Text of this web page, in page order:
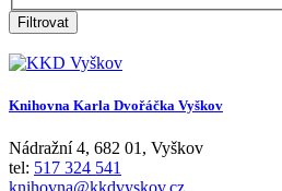
Filtrovat
Knihovna Karla Dvořáčka Vyškov
Nádražní 4, 682 01, Vyškov
tel: 517 324 541